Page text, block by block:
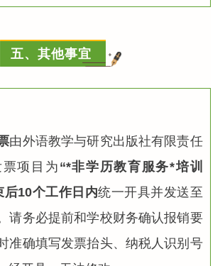
五、其他事宜
由外语教学与研究出版社有限责任
项目为 “*非学历教育服务*培训
后10个工作日内统一开具并发送至
请务必提前和学校财务确认报销要
准确填写发票抬头、纳税人识别号